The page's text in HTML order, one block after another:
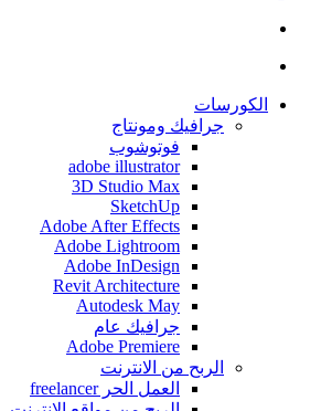
الكورسات
جرافيك ومونتاج
فوتوشوب
adobe illustrator
3D Studio Max
SketchUp
Adobe After Effects
Adobe Lightroom
Adobe InDesign
Revit Architecture
Autodesk May
جرافيك عام
Adobe Premiere
الربح من اﻻنترنت
العمل الحر freelancer